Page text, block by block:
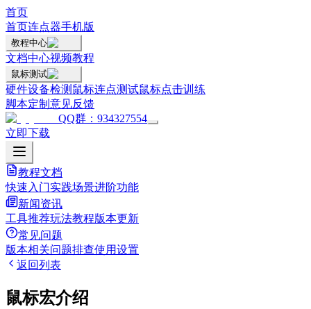
首页
首页连点器手机版
教程中心
文档中心视频教程
鼠标测试
硬件设备检测 鼠标连点测试鼠标点击训练
脚本定制 意见反馈
QQ群：934327554
立即下载
教程文档
快速入门实践场景进阶功能
新闻资讯
工具推荐玩法教程版本更新
常见问题
版本相关问题排查使用设置
返回列表
鼠标宏介绍